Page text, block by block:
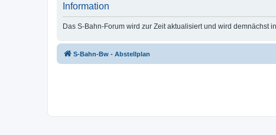
Information
Das S-Bahn-Forum wird zur Zeit aktualisiert und wird demnächst
S-Bahn-Bw - Abstellplan